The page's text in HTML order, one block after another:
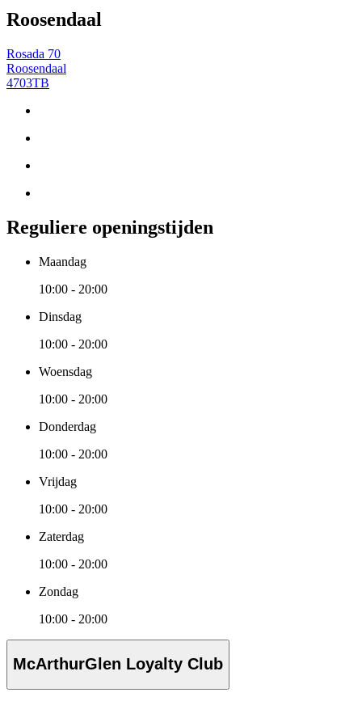
Roosendaal
Rosada 70
Roosendaal
4703TB
Reguliere openingstijden
Maandag
10:00 - 20:00
Dinsdag
10:00 - 20:00
Woensdag
10:00 - 20:00
Donderdag
10:00 - 20:00
Vrijdag
10:00 - 20:00
Zaterdag
10:00 - 20:00
Zondag
10:00 - 20:00
McArthurGlen Loyalty Club